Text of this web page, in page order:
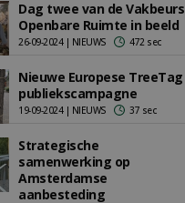
Dag twee van de Vakbeurs
Openbare Ruimte in beeld
26-09-2024 | NIEUWS 472 sec
Nieuwe Europese TreeTag
publiekscampagne
19-09-2024 | NIEUWS 37 sec
Strategische
samenwerking op
Amsterdamse
aanbesteding